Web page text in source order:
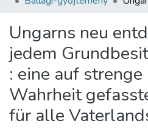
Statistics
About us
Ungarns neu
jedem
: eine auf
Wahrheit
für alle